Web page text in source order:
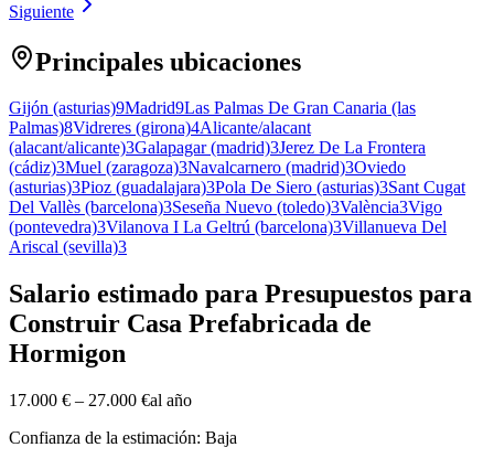
Siguiente
Principales ubicaciones
Gijón (asturias)9Madrid9Las Palmas De Gran Canaria (las
Palmas)8Vidreres (girona)4Alicante/alacant
(alacant/alicante)3Galapagar (madrid)3Jerez De La Frontera
(cádiz)3Muel (zaragoza)3Navalcarnero (madrid)3Oviedo
(asturias)3Pioz (guadalajara)3Pola De Siero (asturias)3Sant Cugat
Del Vallès (barcelona)3Seseña Nuevo (toledo)3València3Vigo
(pontevedra)3Vilanova I La Geltrú (barcelona)3Villanueva Del
Ariscal (sevilla)3
Salario estimado para Presupuestos para
Construir Casa Prefabricada de
Hormigon
17.000 € – 27.000 €al año
Confianza de la estimación: Baja